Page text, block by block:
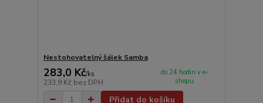
Nestohovatelný šálek Samba
283,0 Kč/ks
233,9 Kč bez DPH
do 24 hodin v e-
shopu
Přidat do košíku